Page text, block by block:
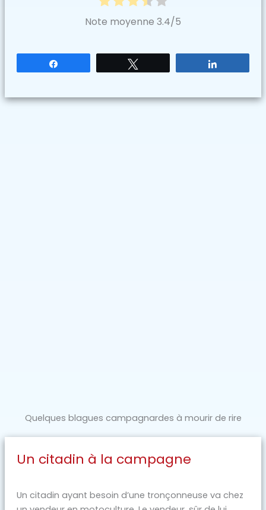
Note moyenne 3.4/5
Quelques blagues campagnardes à mourir de rire
Un citadin à la campagne
Un citadin ayant besoin d’une tronçonneuse va chez